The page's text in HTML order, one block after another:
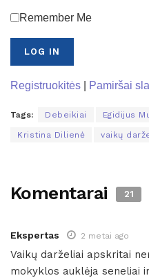
Remember Me
Registruokitės Pamiršai
Tags: Debeikiai Egidijus
Kristina Dilienė vaikų
Komentarai 21
Ekspertas 2 metai ago
Vaikų darželiai apskritai
mokyklos auklėja seneliai